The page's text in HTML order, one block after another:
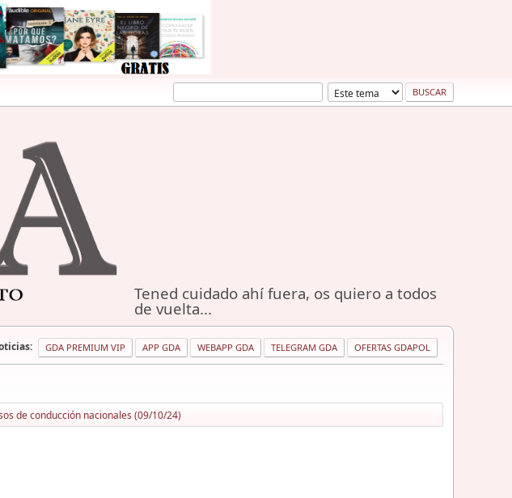
Tened cuidado ahí fuera, os quiero a todos
de vuelta...
GDA PREMIUM VIP APP GDA WEBAPP GDA TELEGRAM GDA OFERTAS GDAPOL
de conducción nacionales (09/10/24)